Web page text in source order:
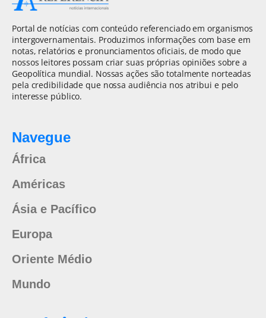
Portal de notícias com conteúdo referenciado em organismos
intergovernamentais. Produzimos informações com base em
notas, relatórios e pronunciamentos oficiais, de modo que
nossos leitores possam criar suas próprias opiniões sobre a
Geopolítica mundial. Nossas ações são totalmente norteadas
pela credibilidade que nossa audiência nos atribui e pelo
interesse público.
Navegue
África
Américas
Ásia e Pacífico
Europa
Oriente Médio
Mundo